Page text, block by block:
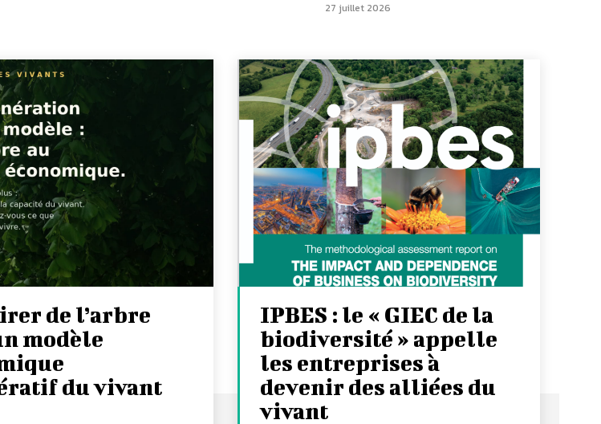
27 juillet 2026
de l’arbre
modèle
du vivant
IPBES : le « GIEC de la
biodiversité » appelle
les entreprises à
devenir des alliées du
vivant